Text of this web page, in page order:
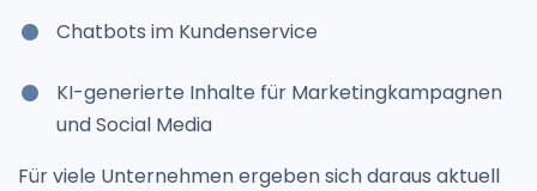
Chatbots im Kundenservice
KI-generierte Inhalte für Marketingkampagnen
und Social Media
Für viele Unternehmen ergeben sich daraus aktuell